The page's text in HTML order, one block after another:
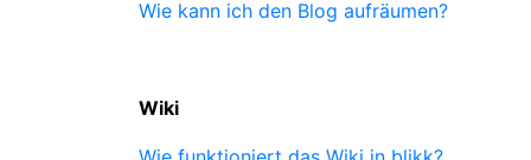
Wie kann ich den Blog aufräumen?
Wiki